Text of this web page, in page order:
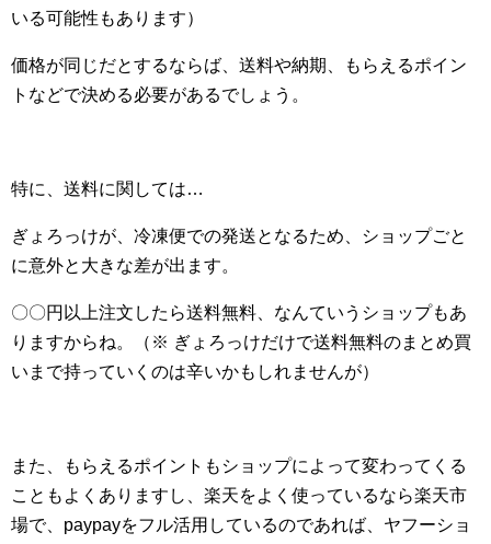
いる可能性もあります）
価格が同じだとするならば、送料や納期、もらえるポイン
トなどで決める必要があるでしょう。
特に、送料に関しては…
ぎょろっけが、冷凍便での発送となるため、ショップごと
に意外と大きな差が出ます。
〇〇円以上注文したら送料無料、なんていうショップもあ
りますからね。（※ ぎょろっけだけで送料無料のまとめ買
いまで持っていくのは辛いかもしれませんが）
また、もらえるポイントもショップによって変わってくる
こともよくありますし、楽天をよく使っているなら楽天市
場で、paypayをフル活用しているのであれば、ヤフーショ